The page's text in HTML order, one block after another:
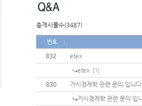
총게시물수(3487)
번호
832
etex
etex [1]
830
거시경제학 관련 문의 입니
거시경제학 관련 문의 입